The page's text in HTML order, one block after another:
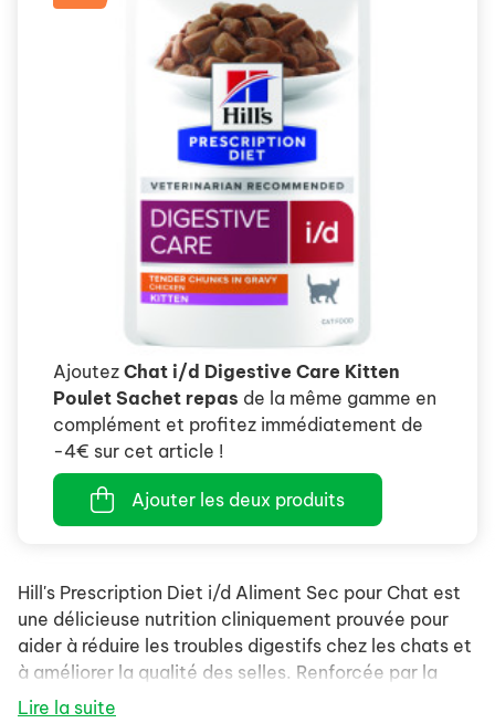
Ajoutez Chat i/d Digestive Care Kitten
Poulet Sachet repas de la même gamme en
complément et profitez immédiatement de
-4€ sur cet article !
Ajouter les deux produits
Hill's Prescription Diet i/d Aliment Sec pour Chat est
une délicieuse nutrition cliniquement prouvée pour
aider à réduire les troubles digestifs chez les chats et
à améliorer la qualité des selles. Renforcée par la
technologie des ingrédients Hill's ActivBiome+, un
Lire la suite